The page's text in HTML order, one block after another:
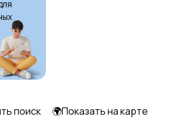
поиск 🌍Показать на карте